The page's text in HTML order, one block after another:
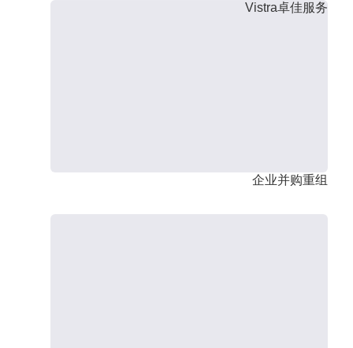
Vistra卓佳服务
企业并购重组